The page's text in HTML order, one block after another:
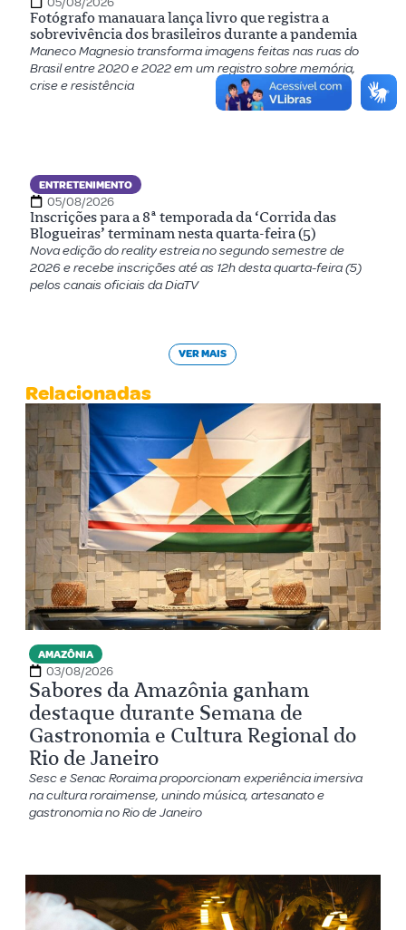
Fotógrafo manauara lança livro que registra a
sobrevivência dos brasileiros durante a pandemia
Maneco Magnesio transforma imagens feitas nas ruas do
Brasil entre 2020 e 2022 em um registro sobre memória,
crise e resistência
ENTRETENIMENTO
05/08/2026
Inscrições para a 8ª temporada da ‘Corrida das
Blogueiras’ terminam nesta quarta-feira (5)
Nova edição do reality estreia no segundo semestre de
2026 e recebe inscrições até as 12h desta quarta-feira (5)
pelos canais oficiais da DiaTV
VER MAIS
Relacionadas
AMAZÔNIA
03/08/2026
Sabores da Amazônia ganham
destaque durante Semana de
Gastronomia e Cultura Regional do
Rio de Janeiro
Sesc e Senac Roraima proporcionam experiência imersiva
na cultura roraimense, unindo música, artesanato e
gastronomia no Rio de Janeiro